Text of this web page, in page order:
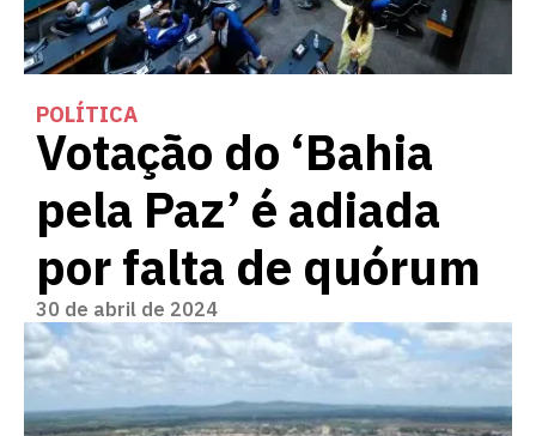
POLÍTICA
Votação do ‘Bahia
pela Paz’ é adiada
por falta de quórum
30 de abril de 2024